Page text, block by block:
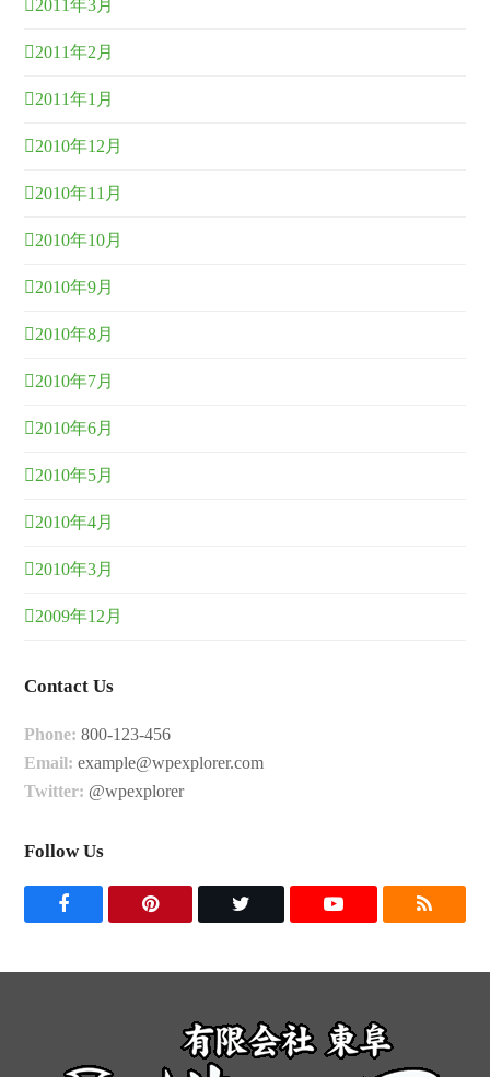
2011年3月
2011年2月
2011年1月
2010年12月
2010年11月
2010年10月
2010年9月
2010年8月
2010年7月
2010年6月
2010年5月
2010年4月
2010年3月
2009年12月
Contact Us
Phone: 800-123-456
Email: example@wpexplorer.com
Twitter: @wpexplorer
Follow Us
F
b
P
T
t
Y
t
R